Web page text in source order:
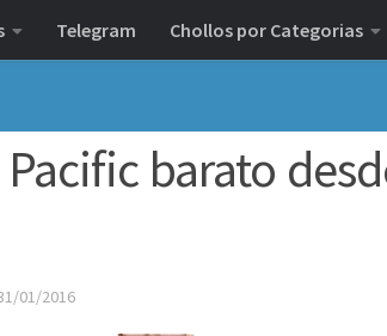
Telegram Chollos por Categorias
barato
01/2016